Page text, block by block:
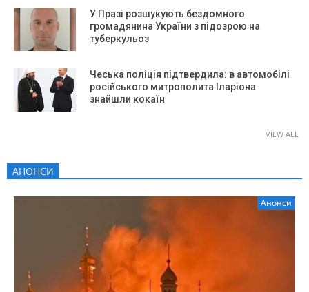
У Празі розшукують бездомного
громадянина України з підозрою на
туберкульоз
Чеська поліція підтвердила: в автомобілі
російського митрополита Іларіона
знайшли кокаїн
VIEW ALL
АНОНСИ
Анонси